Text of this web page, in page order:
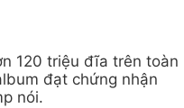
120 triệu đĩa trên toàn
đạt chứng nhận
nói.